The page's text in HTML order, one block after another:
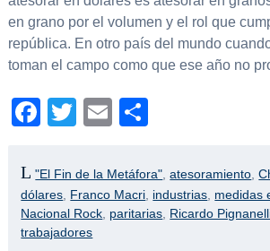
en grano por el volumen y el rol que
república. En otro país del mundo
toman el campo como que ese año no
Facebook
TwitterEmail
"El Fin de la Metáfora" ,atesoramiento ,
dólares Franco Macri industrias medidas
Nacional Rock paritarias Ricardo
trabajadores